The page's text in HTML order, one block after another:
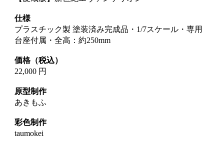
仕様
プラスチック製 塗装済み完成品・1/7スケール・専用
台座付属・全高：約250mm
価格（税込）
22,000 円
原型制作
あきもふ
彩色制作
taumokei